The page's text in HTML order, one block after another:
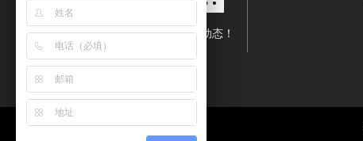
扫描二维码关注深蓝动态！